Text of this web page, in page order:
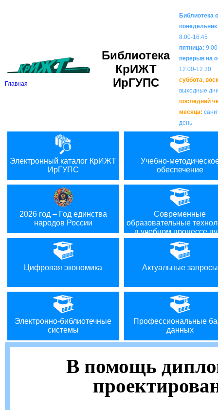
Версия для слабовидящих: Вкл Изображения:
Главная
Библиотека
КрИЖТ
ИрГУПС
Библиотека
понедельник
8.00-16.45
пятница:
перерыв на
12.00-12.30
суббота,
выходные
последний
месяца:
день
Электронный каталог КрИЖТ
ИрГУПС
Учебно-
обеспечение
2026 год – Год единства
народов России
Современные
образовательные
в учебном процессе
Цифровая экономика Актуальные запросы
Электронно-библиотечные
системы
Профессиональные
данных
В помощь